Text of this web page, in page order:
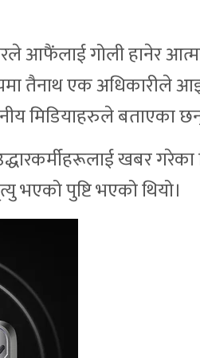
आफैंलाई गोली हानेर
तैनाथ एक अधिकारीले
मिडियाहरुले बताएका
खबर गरेका
भएको पुष्टि भएको थियो।